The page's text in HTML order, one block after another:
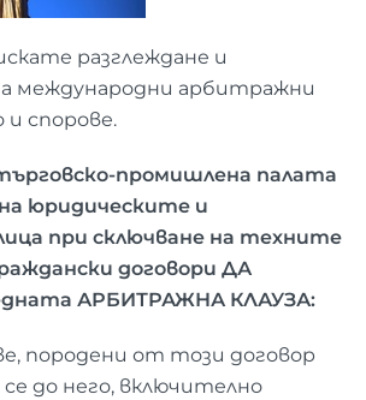
разглеждане и
международни арбитражни
и спорове.
промишлена палата
юридическите и
при сключване на техните
договори ДА
АРБИТРАЖНА КЛАУЗА:
породени от този договор
до него, включително